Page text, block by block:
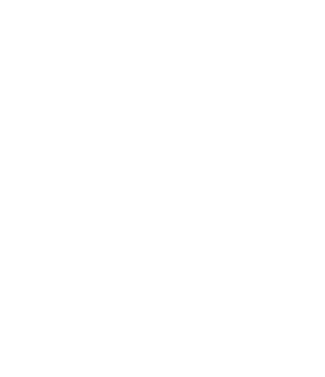
haben und denke darüber nach, was
auch überlegen, welche Eigenschaften
haben. Dies kann dir helfen,
Neu-Erfinden deiner selbst ist es, deine
weißt, was du gut kannst und was nicht so
konzentrieren und sie weiter ausbauen. Auf
und mehr Erfolg haben.
bedenken, dass die Art und Weise, wie
was du bist. Viele Menschen projizieren
in ihnen Dinge, die gar nicht da sind.
denke daran, dass es okay ist, wenn
dich nur auf die Menschen konzentrieren,